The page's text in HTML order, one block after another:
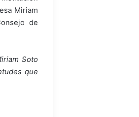
Miriam
de
Soto
que